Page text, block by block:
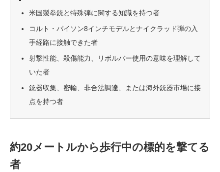
米国製拳銃と特殊弾に関する知識を持つ者
コルト・パイソン8インチモデルとナイクラッド弾の入
手経路に接触できた者
射撃性能、殺傷能力、リボルバー使用の意味を理解して
いた者
銃器収集、密輸、非合法調達、または海外銃器市場に接
点を持つ者
約20メートルから歩行中の標的を撃てる
者